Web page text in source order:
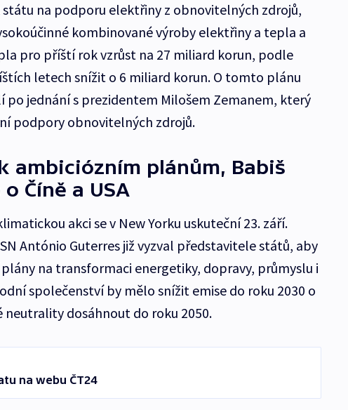
na podporu elektřiny z obnovitelných zdrojů,
kombinované výroby elektřiny a tepla a
pro příští rok vzrůst na 27 miliard korun, podle
letech snížit o 6 miliard korun. O tomto plánu
po jednání s prezidentem Milošem Zemanem, který
podpory obnovitelných zdrojů.
ambiciózním plánům, Babiš
Číně a USA
akci se v New Yorku uskuteční 23. září.
António Guterres již vyzval představitele států, aby
na transformaci energetiky, dopravy, průmyslu i
společenství by mělo snížit emise do roku 2030 o
neutrality dosáhnout do roku 2050.
na webu ČT24